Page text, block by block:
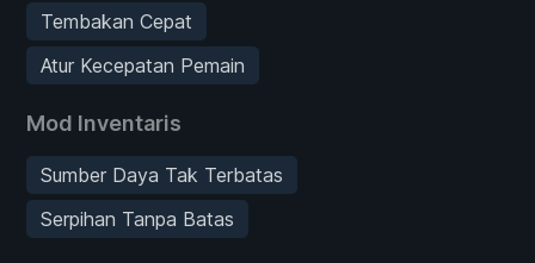
Tembakan Cepat
Atur Kecepatan Pemain
Mod Inventaris
Sumber Daya Tak Terbatas
Serpihan Tanpa Batas